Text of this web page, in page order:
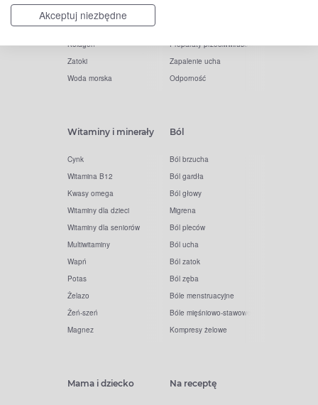
Akceptuj niezbędne
Melatonina
Elektrolity
Kolagen
Zatoki
Woda morska
Preparaty przeciwwirusowe
Zapalenie ucha
Odporność
Witaminy i minerały
Cynk
Witamina B12
Kwasy omega
Witaminy dla dzieci
Witaminy dla seniorów
Multiwitaminy
Wapń
Potas
Żelazo
Żeń-szeń
Magnez
Ból
Ból brzucha
Ból gardła
Ból głowy
Migrena
Ból pleców
Ból ucha
Ból zatok
Ból zęba
Bóle menstruacyjne
Bóle mięśniowo-stawowe
Kompresy żelowe
Mama i dziecko Na receptę